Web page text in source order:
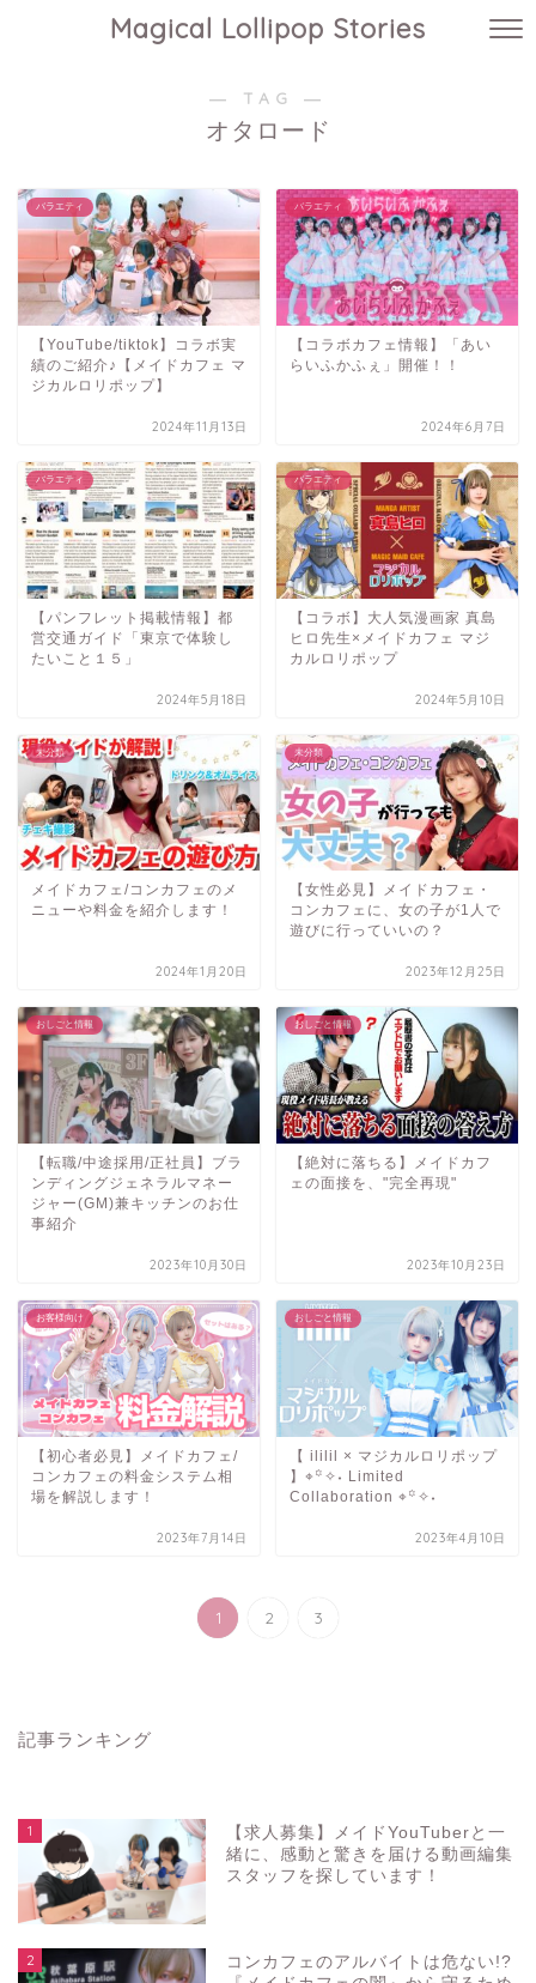
Magical Lollipop Stories
― TAG ―
オタロード
バラエティ
【YouTube/tiktok】コラボ実
績のご紹介♪【メイドカフェ マ
ジカルロリポップ】
2024年11月13日
バラエティ
【コラボカフェ情報】「あい
らいふかふぇ」開催！！
2024年6月7日
バラエティ
【パンフレット掲載情報】都
営交通ガイド「東京で体験し
たいこと１５」
2024年5月18日
バラエティ
【コラボ】大人気漫画家 真島
ヒロ先生×メイドカフェ マジ
カルロリポップ
2024年5月10日
未分類
メイドカフェ/コンカフェのメ
ニューや料金を紹介します！
2024年1月20日
未分類
【女性必見】メイドカフェ・
コンカフェに、女の子が1人で
遊びに行っていいの？
2023年12月25日
おしごと情報
【転職/中途採用/正社員】ブラ
ンディングジェネラルマネー
ジャー(GM)兼キッチンのお仕
事紹介
2023年10月30日
おしごと情報
【絶対に落ちる】メイドカフ
ェの面接を、"完全再現"
2023年10月23日
お客様向け
【初心者必見】メイドカフェ/
コンカフェの料金システム相
場を解説します！
2023年7月14日
おしごと情報
【 ililil × マジカルロリポップ
】⌖꙳✧˖ Limited
Collaboration ⌖꙳✧˖
2023年4月10日
1 2 3
記事ランキング
1
【求人募集】メイドYouTuberと一
緒に、感動と驚きを届ける動画編集
スタッフを探しています！
2
コンカフェのアルバイトは危ない!?